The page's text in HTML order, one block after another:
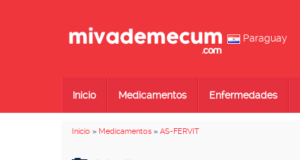
Paraguay
Inicio Medicamentos Enfermedades
Inicio » Medicamentos » AS-FERVIT